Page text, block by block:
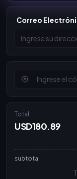
Correo
Total
USD180.89
subtotal